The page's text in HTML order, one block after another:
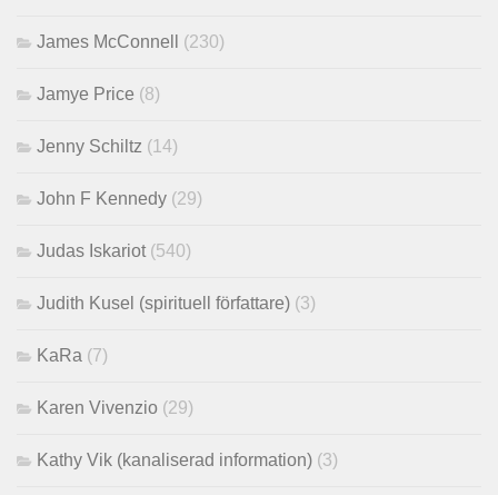
James McConnell (230)
Jamye Price (8)
Jenny Schiltz (14)
John F Kennedy (29)
Judas Iskariot (540)
Judith Kusel (spirituell författare) (3)
KaRa (7)
Karen Vivenzio (29)
Kathy Vik (kanaliserad information) (3)